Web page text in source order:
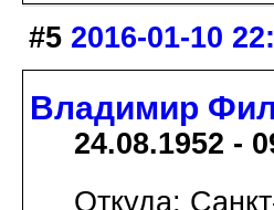
#5 2016-01-10
Владимир
24.08.1952 -
Откуда: